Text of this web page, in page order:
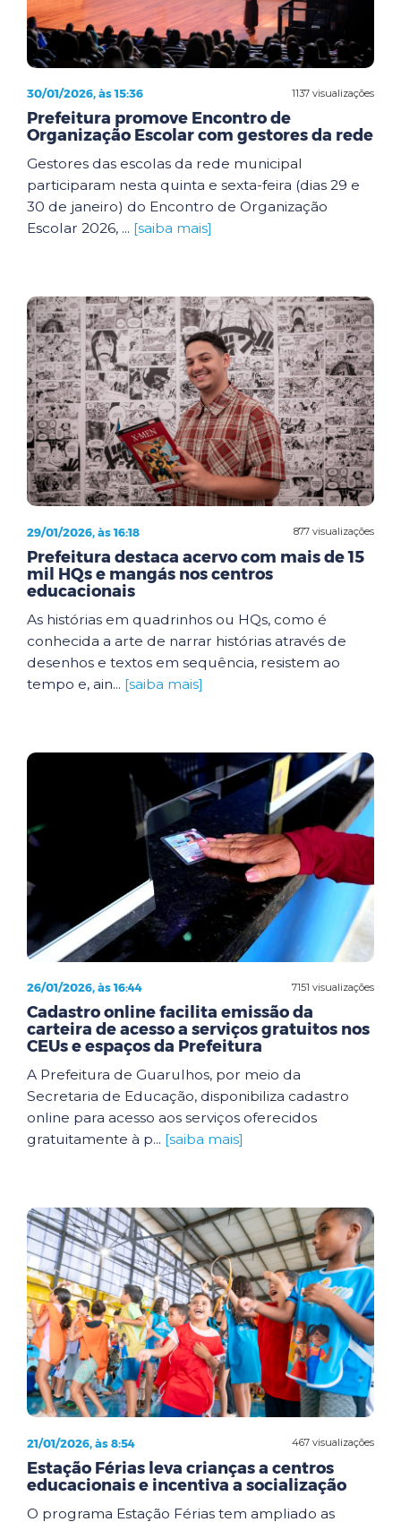
1137 visualizações
30/01/2026, às 15:36
Prefeitura promove Encontro de
Organização Escolar com gestores da rede
Gestores das escolas da rede municipal
participaram nesta quinta e sexta-feira (dias 29 e
30 de janeiro) do Encontro de Organização
Escolar 2026, ... [saiba mais]
877 visualizações
29/01/2026, às 16:18
Prefeitura destaca acervo com mais de 15
mil HQs e mangás nos centros
educacionais
As histórias em quadrinhos ou HQs, como é
conhecida a arte de narrar histórias através de
desenhos e textos em sequência, resistem ao
tempo e, ain... [saiba mais]
7151 visualizações
26/01/2026, às 16:44
Cadastro online facilita emissão da
carteira de acesso a serviços gratuitos nos
CEUs e espaços da Prefeitura
A Prefeitura de Guarulhos, por meio da
Secretaria de Educação, disponibiliza cadastro
online para acesso aos serviços oferecidos
gratuitamente à p... [saiba mais]
467 visualizações
21/01/2026, às 8:54
Estação Férias leva crianças a centros
educacionais e incentiva a socialização
O programa Estação Férias tem ampliado as